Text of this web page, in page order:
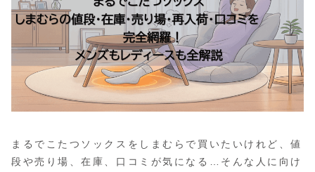
まるでこたつソックスをしまむらで買いたいけれど、値
段や売り場、在庫、口コミが気になる…そんな人に向け